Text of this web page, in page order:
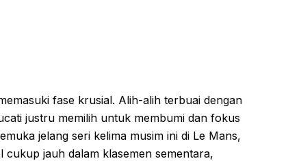
fase krusial. Alih-alih terbuai dengan
justru memilih untuk membumi dan fokus
jelang seri kelima musim ini di Le Mans,
jauh dalam klasemen sementara,